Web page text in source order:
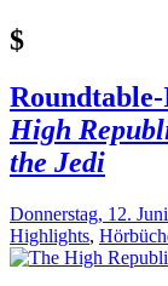
$
High
the Jedi
Donnerstag, 12.
Highlights,